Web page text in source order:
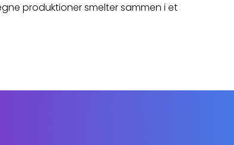
produktioner smelter sammen i et